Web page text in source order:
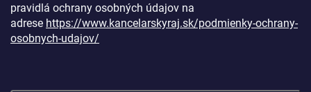
pravidlá ochrany osobných údajov na
adrese https://www.kancelarskyraj.sk/podmienky-ochrany-
osobnych-udajov/